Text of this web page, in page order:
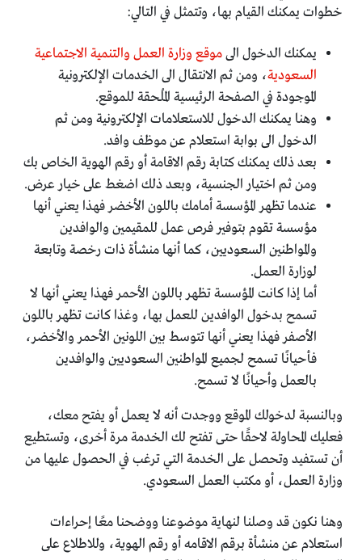
خطوات يمكنك القيام بها، وتتمثل في التالي:
يمكنك الدخول الىموقع وزارة العمل والتنمية الاجتماعية
السعودية، ومن ثم الانتقال الى الخدمات الإلكترونية
الموجودة في الصفحة الرئيسية المُلحقة للموقع.
وهنا يمكنك الدخول للاستعلامات الإلكترونية ومن ثم
الدخول الى بوابة استعلام عن موظف وافد.
بعد ذلك يمكنك كتابة رقم الاقامة أو رقم الهوية الخاص بك
ومن ثم اختيار الجنسية، وبعد ذلك اضغط على خيار عرض.
عندما تظهر المؤسسة أمامك باللون الأخضر فهذا يعني أنها
مؤسسة تقوم بتوفير فرص عمل للمقيمين والوافدين
والمواطنين السعوديين، كما أنها منشأة ذات رخصة وتابعة
لوزارة العمل.
أما إذا كانت المؤسسة تظهر باللون الأحمر فهذا يعني أنها لا
تسمح بدخول الوافدين للعمل بها، وغذا كانت تظهر باللون
الأصفر فهذا يعني أنها تتوسط بين اللونين الأحمر والأخضر،
فأحيانًا تسمح لجميع المواطنين السعوديين والوافدين
بالعمل وأحيانًا لا تسمح.
وبالنسبة لدخولك الموقع ووجدت أنه لا يعمل أو يفتح معك،
فعليك المحاولة لاحقًا حتى تفتح لك الخدمة مرة أخرى، وتستطيع
أن تستفيد وتحصل على الخدمة التي ترغب في الحصول عليها من
وزارة العمل، أو مكتب العمل السعودي.
وهنا نكون قد وصلنا لنهاية موضوعنا ووضحنا معًا إحراءات
استعلام عن منشأة برقم الاقامه أو رقم الهوية، وللاطلاع على